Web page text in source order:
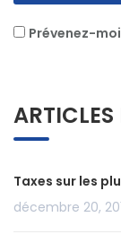
Prévenez-
ARTICLES
Taxes sur les
décembre 20,